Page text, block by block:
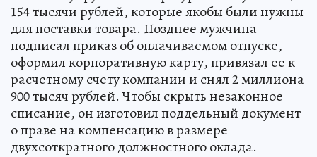
154 тысячи рублей, которые якобы были нужны
для поставки товара. Позднее мужчина
подписал приказ об оплачиваемом отпуске,
оформил корпоративную карту, привязал ее к
расчетному счету компании и снял 2 миллиона
900 тысяч рублей. Чтобы скрыть незаконное
списание, он изготовил поддельный документ
о праве на компенсацию в размере
двухсоткратного должностного оклада.